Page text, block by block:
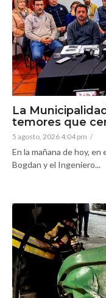
La
temores que
5 agosto, 2026 4:04 pm /
En la mañana de hoy,
Bogdan y el Ingeniero...